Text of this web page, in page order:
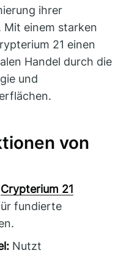
ihrer
Mit einem starken
21 einen
Handel durch die
und
von
Crypterium 21
fundierte
Nutzt